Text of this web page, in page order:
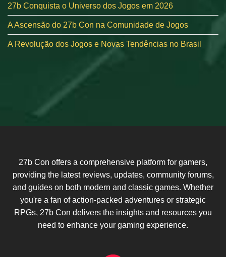
27b Conquista o Universo dos Jogos em 2026
A Ascensão do 27b Con na Comunidade de Jogos
A Revolução dos Jogos e Novas Tendências no Brasil
27b Con offers a comprehensive platform for gamers,
providing the latest reviews, updates, community forums,
and guides on both modern and classic games. Whether
you're a fan of action-packed adventures or strategic
RPGs, 27b Con delivers the insights and resources you
need to enhance your gaming experience.